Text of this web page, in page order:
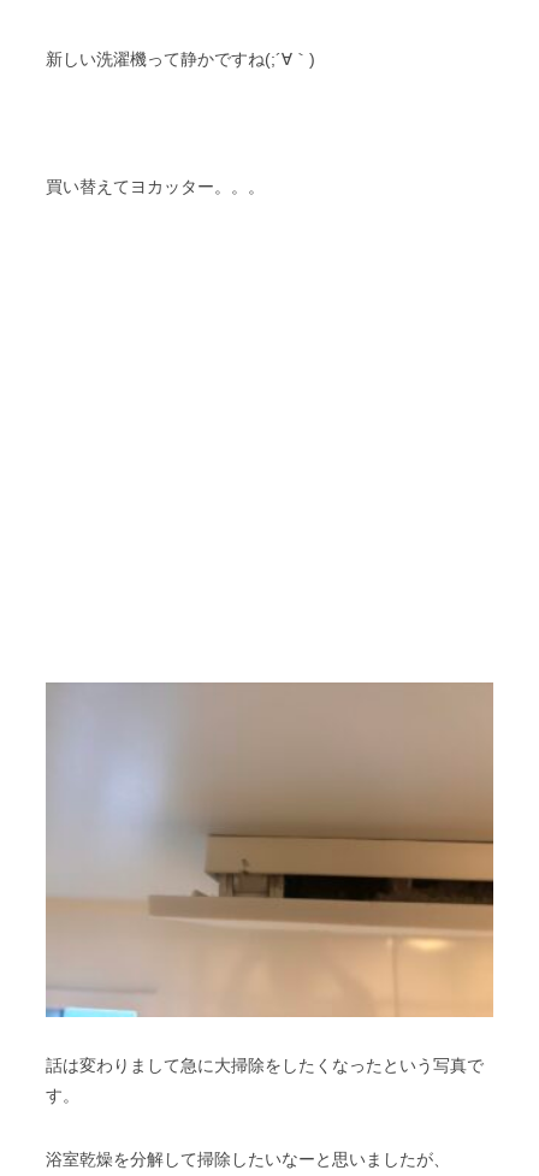
新しい洗濯機って静かですね(;´∀｀)
買い替えてヨカッター。。。
話は変わりまして急に大掃除をしたくなったという写真で
す。
浴室乾燥を分解して掃除したいなーと思いましたが、